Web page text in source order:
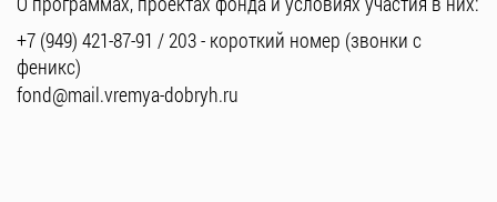
+7 (949) 421-87-91 / 203- короткий номер (звонки с
феникс)
fond@mail.vremya-dobryh.ru